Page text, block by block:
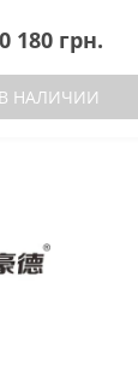
180 грн.
НАЛИЧИИ